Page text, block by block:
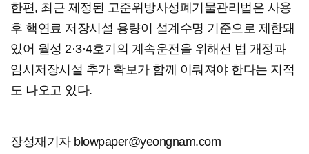
한편, 최근 제정된 고준위방사성폐기물관리법은 사용
후 핵연료 저장시설 용량이 설계수명 기준으로 제한돼
있어 월성 2·3·4호기의 계속운전을 위해선 법 개정과
임시저장시설 추가 확보가 함께 이뤄져야 한다는 지적
도 나오고 있다.
장성재기자 blowpaper@yeongnam.com